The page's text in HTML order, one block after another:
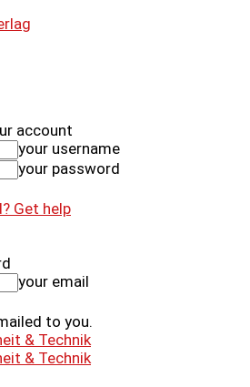
account
your username
your password
Get help
your email
to you.